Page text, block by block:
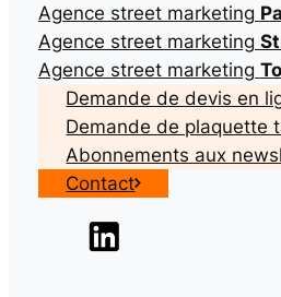
Agence street marketing
Agence street marketing
Agence street marketing
Demande de devis en
Demande de plaquette
Abonnements aux
Contact